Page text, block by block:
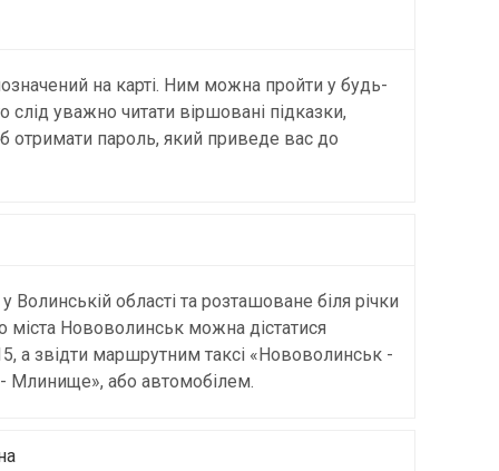
на карті. Ним можна пройти у будь-
слід уважно читати віршовані підказки,
отримати пароль, який приведе вас до
області та розташоване біля річки
міста Нововолинськ можна дістатися
а звідти маршрутним таксі «Нововолинськ -
Млинище», або автомобілем.